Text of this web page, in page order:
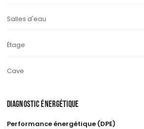
Salles d'eau
Étage
Cave
DIAGNOSTIC ÉNERGÉTIQUE
Performance énergétique (DPE)